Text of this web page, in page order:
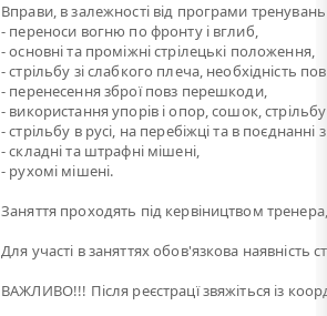
Вправи, в залежності від програми
- переноси вогню по фронту і вглиб,
- основні та проміжні стрілецькі положення,
- стрільбу зі слабкого плеча, необхідність
- перенесення зброї повз перешкоди,
- використання упорів і опор, сошок,
- стрільбу в русі, на перебіжці та в
- складні та штрафні мішені,
- рухомі мішені.
Заняття проходять під кервіництвом
Для участі в заняттях обов'язкова наявність
ВАЖЛИВО!!! Після реєстрацї звяжіться із